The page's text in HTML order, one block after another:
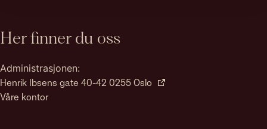
Her finner du oss
Administrasjonen:
Henrik Ibsens gate 40-42 0255 Oslo
Våre kontor